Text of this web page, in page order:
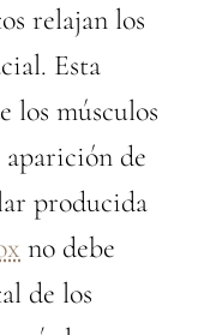
relajan los
Esta
los músculos
de
producida
no debe
de los